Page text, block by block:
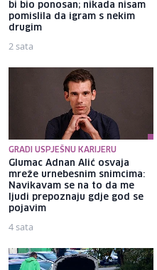
bi bio ponosan; nikada nisam
pomislila da igram s nekim
drugim
2 sata
GRADI USPJEŠNU KARIJERU
Glumac Adnan Alić osvaja
mreže urnebesnim snimcima:
Navikavam se na to da me
ljudi prepoznaju gdje god se
pojavim
4 sata